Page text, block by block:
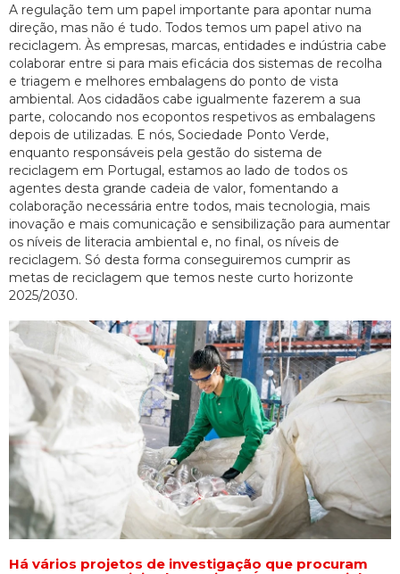
A regulação tem um papel importante para apontar numa
direção, mas não é tudo. Todos temos um papel ativo na
reciclagem. Às empresas, marcas, entidades e indústria cabe
colaborar entre si para mais eficácia dos sistemas de recolha
e triagem e melhores embalagens do ponto de vista
ambiental. Aos cidadãos cabe igualmente fazerem a sua
parte, colocando nos ecopontos respetivos as embalagens
depois de utilizadas. E nós, Sociedade Ponto Verde,
enquanto responsáveis pela gestão do sistema de
reciclagem em Portugal, estamos ao lado de todos os
agentes desta grande cadeia de valor, fomentando a
colaboração necessária entre todos, mais tecnologia, mais
inovação e mais comunicação e sensibilização para aumentar
os níveis de literacia ambiental e, no final, os níveis de
reciclagem. Só desta forma conseguiremos cumprir as
metas de reciclagem que temos neste curto horizonte
2025/2030.
Há vários projetos de investigação que procuram